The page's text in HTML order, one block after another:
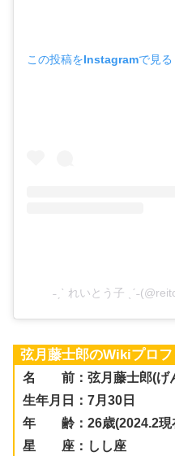
この投稿をInstagramで見る
˗ˏˋ れいとう子
弦月藤士郎のWikiプロ
名 前：弦月藤士郎(げ
生年月日：7月30日
年 齢：26歳(2024.2現
星 座：しし座